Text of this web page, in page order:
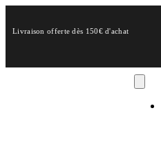
Livraison offerte dès 150€ d'achat